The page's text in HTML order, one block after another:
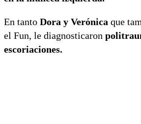
En tanto Dora y Verónica que
el Fun, le diagnosticaron
escoriaciones.